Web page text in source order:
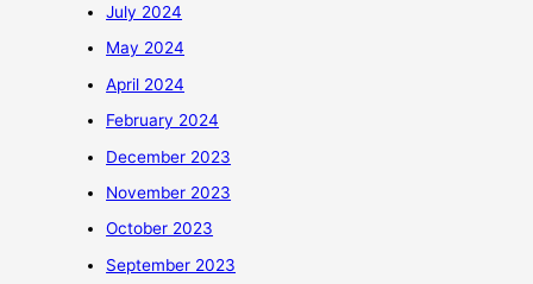
July 2024
May 2024
April 2024
February 2024
December 2023
November 2023
October 2023
September 2023